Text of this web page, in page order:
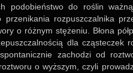
podo­bieńs­two do roślin
roz­pusz­czal­nika
o różnym stęże­niu. Błona
dla cząste­czek
zacho­dzi od
o wyższym, czyli